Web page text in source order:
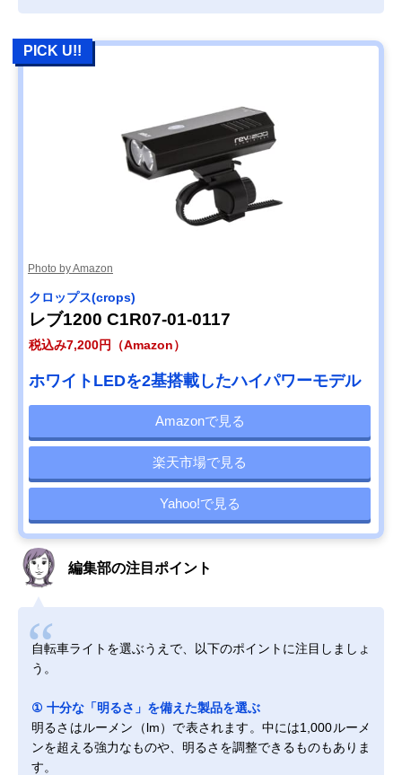
PICK U!!
Photo by Amazon
クロップス(crops)
レブ1200 C1R07-01-0117
税込み7,200円（Amazon）
ホワイトLEDを2基搭載したハイパワーモデル
Amazonで見る
楽天市場で見る
Yahoo!で見る
編集部の注目ポイント
自転車ライトを選ぶうえで、以下のポイントに注目しましょ
う。
① 十分な「明るさ」を備えた製品を選ぶ
明るさはルーメン（lm）で表されます。中には1,000ルーメ
ンを超える強力なものや、明るさを調整できるものもありま
す。